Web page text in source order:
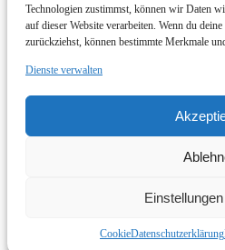
Technologien zustimmst, können wir Daten
auf dieser Website verarbeiten. Wenn du
zurückziehst, können bestimmte Merkmale
Dienste verwalten
CookieDatenschutzerklärung
© Foto Wallner 2017 - Alle Rechte